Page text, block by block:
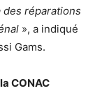
réparations
», a indiqué
Gams.
CONAC